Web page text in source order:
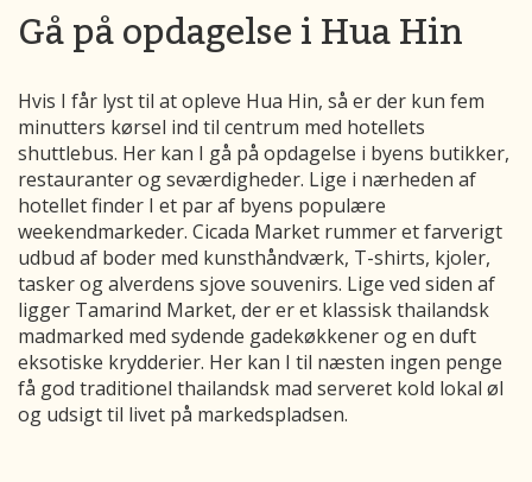
Gå på opdagelse i Hua Hin
Hvis I får lyst til at opleve Hua Hin, så er der kun fem
minutters kørsel ind til centrum med hotellets
shuttlebus. Her kan I gå på opdagelse i byens butikker,
restauranter og seværdigheder. Lige i nærheden af
hotellet finder I et par af byens populære
weekendmarkeder. Cicada Market rummer et farverigt
udbud af boder med kunsthåndværk, T-shirts, kjoler,
tasker og alverdens sjove souvenirs. Lige ved siden af
ligger Tamarind Market, der er et klassisk thailandsk
madmarked med sydende gadekøkkener og en duft
eksotiske krydderier. Her kan I til næsten ingen penge
få god traditionel thailandsk mad serveret kold lokal øl
og udsigt til livet på markedspladsen.